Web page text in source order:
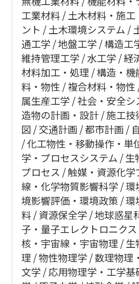
工業材料 土木材料・施
ント
土木環境システム
通工学 地盤工学 構造工
維持管理工学 水工学 経
材料加工・処理 構造・機
料・物性
複合材料・物性
属生産工学 社会・安全シ
造物の計画・設計 施工技
図
交通計画 都市計画
化工物性・移動操作・単
学・プロセスシステム
生
プロセス
触媒・資源化学
線・化学物質影響科学 環
境影響評価・環境政策 環
料 資源保全学 地球惑星
子・量子エレクトロニクス
核・宇宙線・宇宙物理 生
理 物性物理学 数理物理
文学 応用物理学・工学基